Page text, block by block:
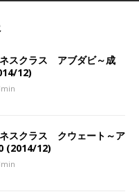
スクラス アブダビ～成
12)
スクラス クウェート～ア
(2014/12)